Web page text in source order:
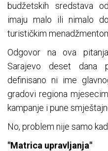
budžetskih sredstava
imaju malo ili nimalo
turističkim
Odgovor na ova
Sarajevo deset dana
definisano ni ime
gradovi regiona
kampanje i pune
No, problem nije samo
"Matrica upravljanja"